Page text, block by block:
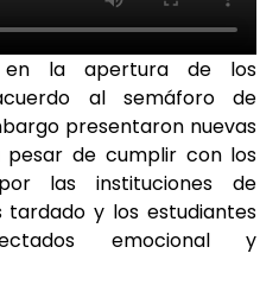
en la apertura de los
al semáforo de
presentaron nuevas
pesar de cumplir con los
las instituciones de
tardado y los estudiantes
emocional y